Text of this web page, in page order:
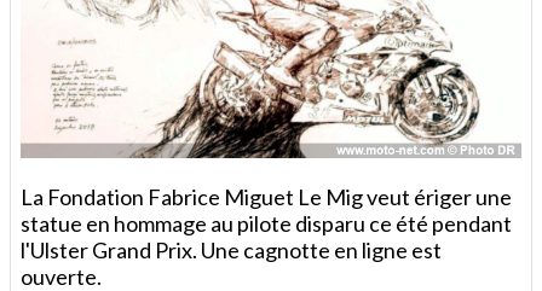
La Fondation Fabrice Miguet Le Mig veut ériger une
statue en hommage au pilote disparu ce été pendant
l'Ulster Grand Prix. Une cagnotte en ligne est
ouverte.